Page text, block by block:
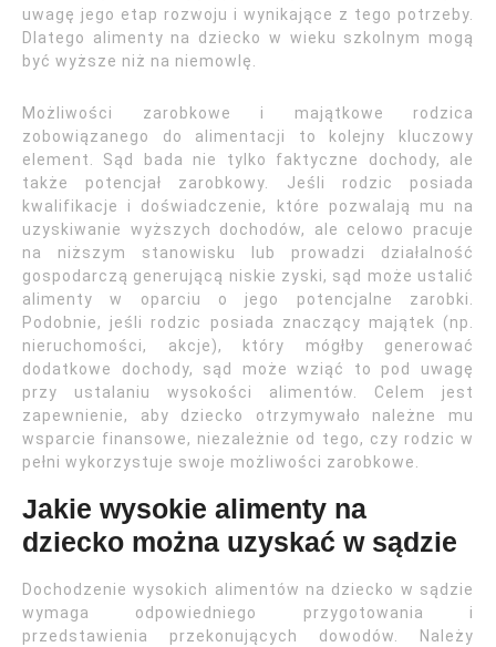
uwagę jego etap rozwoju i wynikające z tego potrzeby.
Dlatego alimenty na dziecko w wieku szkolnym mogą
być wyższe niż na niemowlę.
Możliwości zarobkowe i majątkowe rodzica
zobowiązanego do alimentacji to kolejny kluczowy
element. Sąd bada nie tylko faktyczne dochody, ale
także potencjał zarobkowy. Jeśli rodzic posiada
kwalifikacje i doświadczenie, które pozwalają mu na
uzyskiwanie wyższych dochodów, ale celowo pracuje
na niższym stanowisku lub prowadzi działalność
gospodarczą generującą niskie zyski, sąd może ustalić
alimenty w oparciu o jego potencjalne zarobki.
Podobnie, jeśli rodzic posiada znaczący majątek (np.
nieruchomości, akcje), który mógłby generować
dodatkowe dochody, sąd może wziąć to pod uwagę
przy ustalaniu wysokości alimentów. Celem jest
zapewnienie, aby dziecko otrzymywało należne mu
wsparcie finansowe, niezależnie od tego, czy rodzic w
pełni wykorzystuje swoje możliwości zarobkowe.
Jakie wysokie alimenty na
dziecko można uzyskać w sądzie
Dochodzenie wysokich alimentów na dziecko w sądzie
wymaga odpowiedniego przygotowania i
przedstawienia przekonujących dowodów. Należy